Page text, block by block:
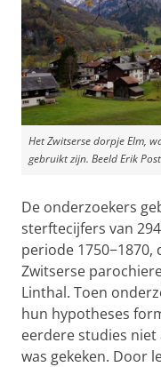
Het Zwitserse dorpje Elm,
gebruikt zijn. Beeld Erik
De onderzoekers
sterftecijfers van
periode
Zwitserse
Linthal. Toen
hun hypotheses
eerdere studies
was gekeken. Door